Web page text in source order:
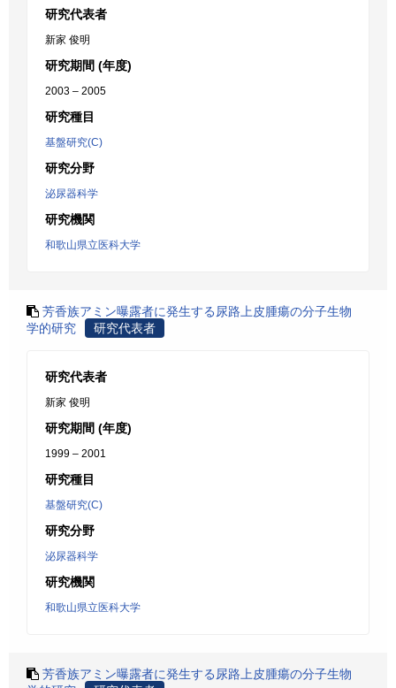
研究代表者
新家 俊明
研究期間 (年度)
2003 – 2005
研究種目
基盤研究(C)
研究分野
泌尿器科学
研究機関
和歌山県立医科大学
芳香族アミン曝露者に発生する尿路上皮腫瘍の分子生物
学的研究
研究代表者
研究代表者
新家 俊明
研究期間 (年度)
1999 – 2001
研究種目
基盤研究(C)
研究分野
泌尿器科学
研究機関
和歌山県立医科大学
芳香族アミン曝露者に発生する尿路上皮腫瘍の分子生物